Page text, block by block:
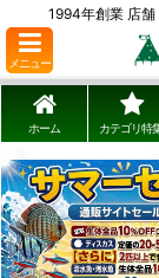
1994年創業 店
メニュー
ホーム カテゴリ特